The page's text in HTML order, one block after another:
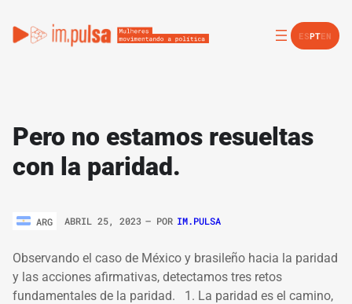
ESPTEN
Pero no estamos resueltas
con la paridad.
ARG ABRIL 25, 2023 – POR IM.PULSA
Observando el caso de México y brasileño hacia la paridad
y las acciones afirmativas, detectamos tres retos
fundamentales de la paridad. 1. La paridad es el camino,